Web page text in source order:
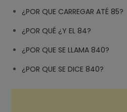
¿POR QUE CARREGAR ATÉ 85?
¿POR QUÉ ¿Y EL 84?
¿POR QUE SE LLAMA 840?
¿POR QUE SE DICE 840?